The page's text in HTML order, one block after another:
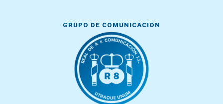
GRUPO DE COMUNICACIÓN